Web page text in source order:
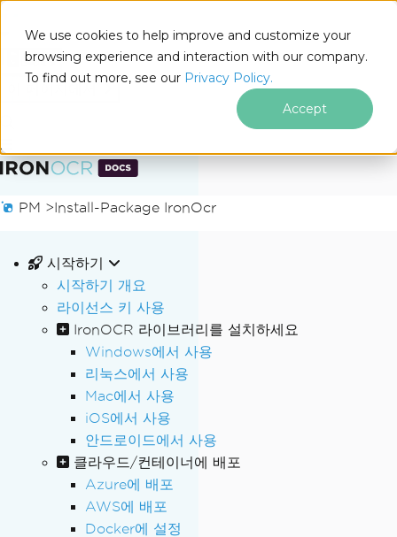
We use cookies to help improve and customize your
browsing experience and interaction with our company.
To find out more, see our Privacy Policy.
Accept
푸터 콘텐츠로 바로가기
Docs
PM >Install-Package IronOcr
시작하기
시작하기 개요
라이선스 키 사용
IronOCR 라이브러리를 설치하세요
Windows에서 사용
리눅스에서 사용
Mac에서 사용
iOS에서 사용
안드로이드에서 사용
클라우드/컨테이너에 배포
Azure에 배포
AWS에 배포
Docker에 설정